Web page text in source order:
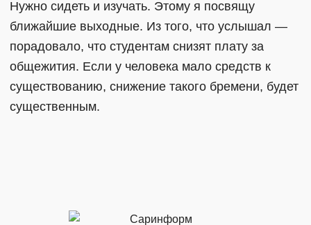
Нужно сидеть и изучать. Этому я посвящу
ближайшие выходные. Из того, что услышал —
порадовало, что студентам снизят плату за
общежития. Если у человека мало средств к
существованию, снижение такого бремени, будет
существенным.